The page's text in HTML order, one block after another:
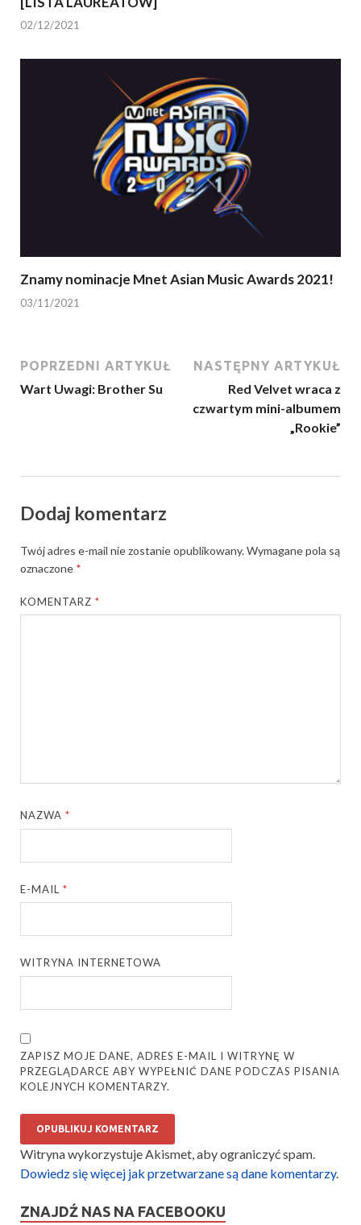
02/12/2021
Znamy nominacje Mnet Asian Music Awards 2021!
03/11/2021
POPRZEDNI ARTYKUŁ
Wart Uwagi: Brother Su
NASTĘPNY ARTYKUŁ
Red Velvet wraca z
czwartym mini-albumem
„Rookie”
Dodaj komentarz
Twój adres e-mail nie zostanie opublikowany.Wymagane pola są
oznaczone *
KOMENTARZ*
NAZWA*
E-MAIL*
WITRYNA INTERNETOWA
ZAPISZ MOJE DANE, ADRES E-MAIL I WITRYNĘ W
PRZEGLĄDARCE ABY WYPEŁNIĆ DANE PODCZAS PISANIA
KOLEJNYCH KOMENTARZY.
Witryna wykorzystuje Akismet, aby ograniczyć spam.
Dowiedz się więcej jak przetwarzane są dane komentarzy.
ZNAJDŹ NAS NA FACEBOOKU